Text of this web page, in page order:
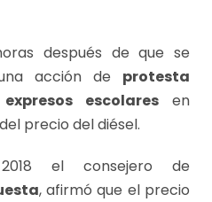
después de que se
acción de protesta
escolares en
precio del diésel.
el consejero de
, afirmó que el precio